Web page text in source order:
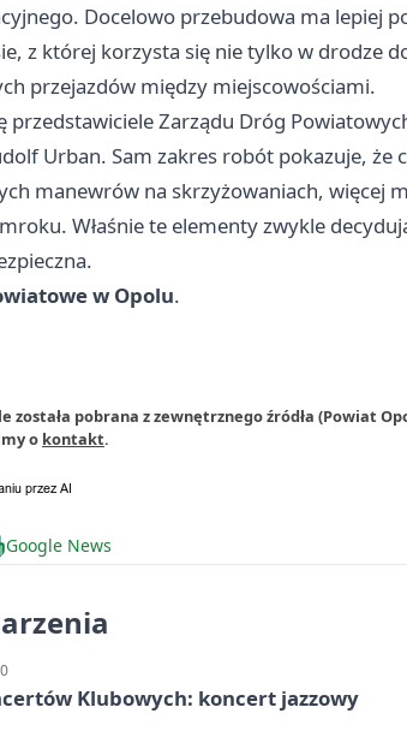
Docelowo przebudowa ma lepiej
z której korzysta się nie tylko w drodze
przejazdów między miejscowościami.
Zarządu Dróg
Urban. Sam zakres robót pokazuje, że
manewrów na skrzyżowaniach, więcej
Właśnie te elementy zwykle
w Opolu.
pobrana z zewnętrznego źródła (Powiat
o kontakt.
Google News
Klubowych: koncert jazzowy